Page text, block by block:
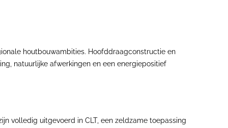
houtbouwambities. Hoofddraagconstructie en
natuurlijke afwerkingen en een energiepositief
volledig uitgevoerd in CLT, een zeldzame toepassing